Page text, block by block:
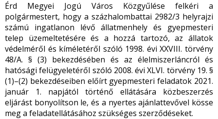
Érd Megyei Jogú Város Közgyűlése felkéri a
polgármestert, hogy a százhalombattai 2982/3 helyrajzi
számú ingatlanon lévő állatmenhely és gyepmesteri
telep üzemeltetésére és a hozzá tartozó, az állatok
védelméről és kíméletéről szóló 1998. évi XXVIII. törvény
48/A. § (3) bekezdésében és az élelmiszerláncról és
hatósági felügyeletéről szóló 2008. évi XLVI. törvény 19. §
(1)–(2) bekezdéseiben előírt gyepmesteri feladatok 2021.
január 1. napjától történő ellátására közbeszerzés
eljárást bonyolítson le, és a nyertes ajánlattevővel kösse
meg a feladatellátásához szükséges szerződéseket.